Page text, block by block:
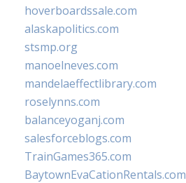
hoverboardssale.com
alaskapolitics.com
stsmp.org
manoelneves.com
mandelaeffectlibrary.com
roselynns.com
balanceyoganj.com
salesforceblogs.com
TrainGames365.com
BaytownEvaCationRentals.com